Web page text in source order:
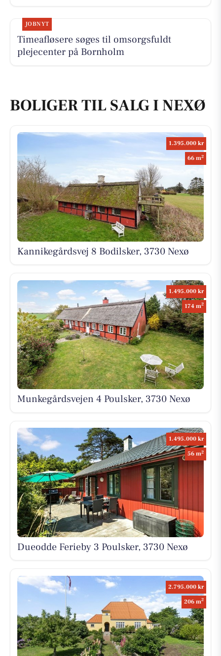
JOBNYT
Timeafløsere søges til omsorgsfuldt
plejecenter på Bornholm
BOLIGER TIL SALG I NEXØ
1.395.000 kr
66 m2
Kannikegårdsvej 8 Bodilsker, 3730 Nexø
1.495.000 kr
174 m2
Munkegårdsvejen 4 Poulsker, 3730 Nexø
1.495.000 kr
56 m2
Dueodde Ferieby 3 Poulsker, 3730 Nexø
2.795.000 kr
206 m2